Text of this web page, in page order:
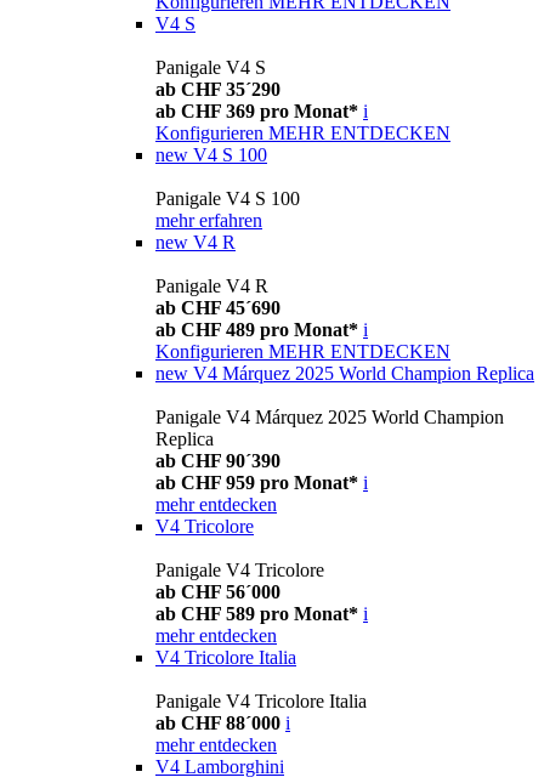
V4 S
Panigale V4 S
ab CHF 35´290
ab CHF 369 pro Monat* i
Konfigurieren MEHR ENTDECKEN
new V4 S 100
Panigale V4 S 100
mehr erfahren
new V4 R
Panigale V4 R
ab CHF 45´690
ab CHF 489 pro Monat* i
Konfigurieren MEHR ENTDECKEN
new V4 Márquez 2025 World Champion Replica
Panigale V4 Márquez 2025 World Champion
Replica
ab CHF 90´390
ab CHF 959 pro Monat* i
mehr entdecken
V4 Tricolore
Panigale V4 Tricolore
ab CHF 56´000
ab CHF 589 pro Monat* i
mehr entdecken
V4 Tricolore Italia
Panigale V4 Tricolore Italia
ab CHF 88´000 i
mehr entdecken
V4 Lamborghini